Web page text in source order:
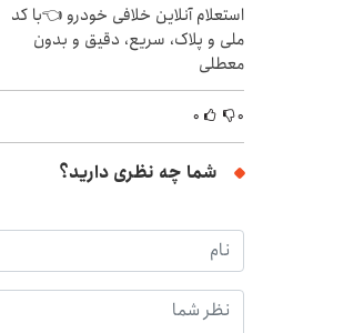
استعلام آنلاین خلافی خودرو 👈با کد
ملی و پلاک، سریع، دقیق و بدون
معطلی
۰ ۰
شما چه نظری دارید؟